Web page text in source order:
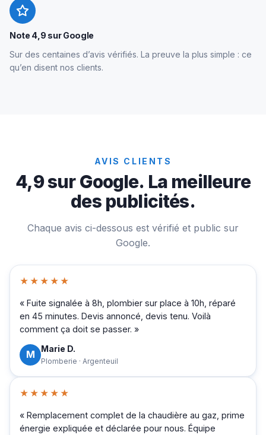
Note 4,9 sur Google
Sur des centaines d’avis vérifiés. La preuve la plus simple : ce
qu’en disent nos clients.
AVIS CLIENTS
4,9 sur Google. La meilleure
des publicités.
Chaque avis ci-dessous est vérifié et public sur
Google.
★★★★★
« Fuite signalée à 8h, plombier sur place à 10h, réparé
en 45 minutes. Devis annoncé, devis tenu. Voilà
comment ça doit se passer. »
M Marie D.
Plomberie · Argenteuil
★★★★★
« Remplacement complet de la chaudière au gaz, prime
énergie expliquée et déclarée pour nous. Équipe